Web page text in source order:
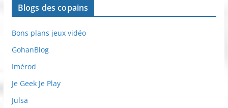
Blogs des copains
Bons plans jeux vidéo
GohanBlog
Imérod
Je Geek Je Play
Julsa